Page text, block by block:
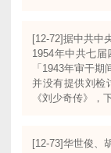
[12-72]据中共中
1954年中共七
「1943年审干
并没有提供刘检
《刘少奇传》，
[12-73]华世俊、